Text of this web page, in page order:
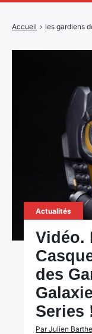
Accueil › les gardiens
Actualités
Vidéo.
des
Series
Par Julien